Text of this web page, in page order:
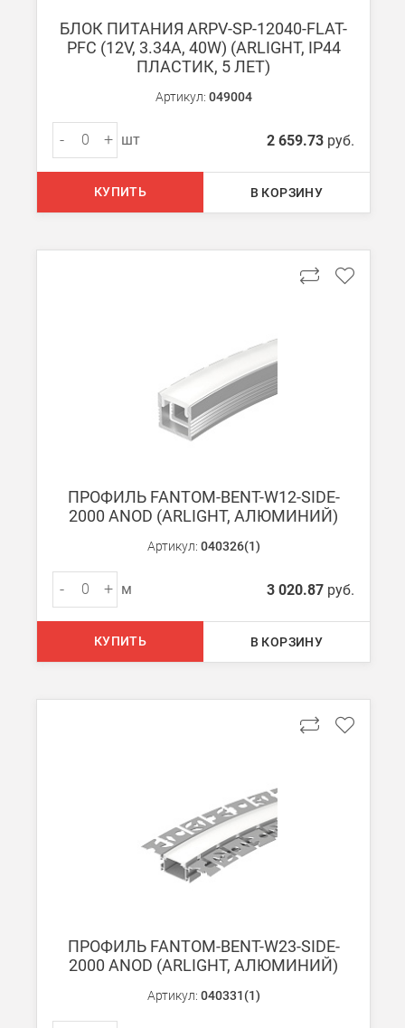
Boxberry
Мы можем доставить ваши заказы сервисом компании
Транспортные компании
Мы можем отправить ваш заказ транспортной компанией в
Доставка до ТК от 7000 руб. БЕСПЛАТНО.
При заказе менее 7000 руб. стоимость доставки до ТК 750 руб.
Подробнее обоплате и доставке
БЛОК ПИТАНИЯ ARPV-SP-12040-FLAT-
PFC (12V, 3.34A, 40W) (ARLIGHT, IP44
ПЛАСТИК, 5 ЛЕТ)
Артикул: 049004
- + шт 2 659.73 руб.
КУПИТЬ В КОРЗИНУ
ПРОФИЛЬ FANTOM-BENT-W12-SIDE-
2000 ANOD (ARLIGHT, АЛЮМИНИЙ)
Артикул: 040326(1)
- + м 3 020.87 руб.
КУПИТЬ В КОРЗИНУ
ПРОФИЛЬ FANTOM-BENT-W23-SIDE-
2000 ANOD (ARLIGHT, АЛЮМИНИЙ)
Артикул: 040331(1)